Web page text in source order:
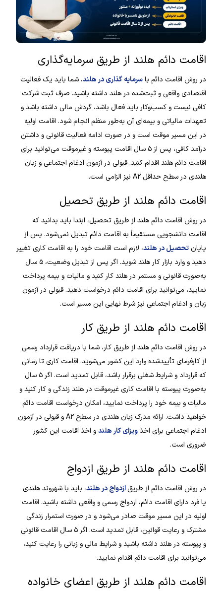
اقامت دائم هلند از طریق سرمایه‌گذاری
در روش اقامت دائم باسرمایه گذاری در هلند، شما باید یک فعالیت
اقتصادی واقعی و ثبت‌شده در هلند داشته باشید. صرف ثبت شرکت
کافی نیست و کسب‌وکار باید فعال باشد، گردش مالی داشته باشد و
تعهدات مالیاتی و بیمه‌ای آن به‌طور منظم انجام شود. اقامت اولیه
در این مسیر موقت است و در صورت ادامه فعالیت قانونی و داشتن
درآمد کافی، پس از ۵ سال اقامت پیوسته و غیرموقت می‌توانید برای
اقامت دائم هلند اقدام کنید. قبولی در آزمون ادغام اجتماعی و زبان
هلندی در سطح حداقل A۲ نیز الزامی است.
اقامت دائم هلند از طریق تحصیل
در روش اقامت دائم هلند از طریق تحصیل، ابتدا باید بدانید که
اقامت دانشجویی مستقیماً به اقامت دائم تبدیل نمی‌شود. پس از
پایانتحصیل در هلند، لازم است اقامت خود را به اقامت کاری تغییر
دهید و وارد بازار کار هلند شوید. اگر پس از تبدیل وضعیت، ۵ سال
به‌صورت قانونی و مستمر در هلند کار کنید و مالیات و بیمه پرداخت
نمایید، می‌توانید برای اقامت دائم درخواست دهید. قبولی در آزمون
زبان و ادغام اجتماعی نیز شرط نهایی این مسیر است.
اقامت دائم هلند از طریق کار
در روش اقامت دائم هلند از طریق کار، شما با دریافت قرارداد رسمی
از کارفرمای تأییدشده وارد این کشور می‌شوید. اقامت کاری تا زمانی
که قرارداد و شرایط شغلی برقرار باشد، قابل تمدید است. اگر ۵ سال
به‌صورت پیوسته با اقامت کاری غیرموقت در هلند زندگی و کار کنید و
مالیات و بیمه خود را پرداخت نمایید، امکان درخواست اقامت دائم
خواهید داشت. ارائه مدرک زبان هلندی در سطح A۲ و قبولی در آزمون
ادغام اجتماعی برای اخذویزای کار هلندو اخذ اقامت این کشور
ضروری است.
اقامت دائم هلند از طریق ازدواج
در روش اقامت دائم از طریقازدواج در هلند، باید با شهروند هلندی
یا فرد دارای اقامت دائم، ازدواج رسمی و واقعی داشته باشید. اقامت
اولیه در این مسیر موقت صادر می‌شود و در صورت استمرار زندگی
مشترک و رعایت قوانین، قابل تمدید است. اگر ۵ سال اقامت قانونی
و پیوسته در هلند داشته باشید و شرایط مالی و زبانی را رعایت کنید،
می‌توانید برای اقامت دائم اقدام نمایید.
اقامت دائم هلند از طریق اعضای خانواده